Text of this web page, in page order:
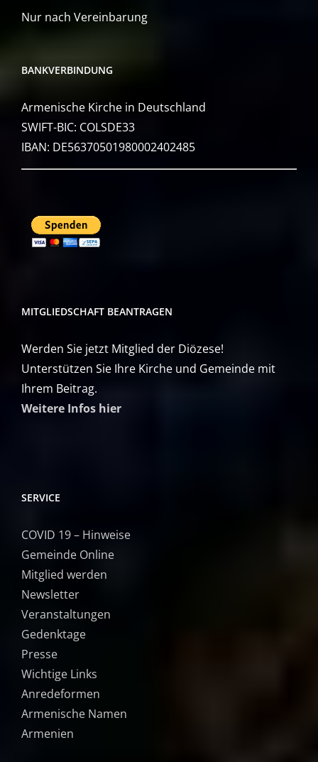
Nur nach Vereinbarung
BANKVERBINDUNG
Armenische Kirche in Deutschland
SWIFT-BIC: COLSDE33
IBAN: DE56370501980002402485
MITGLIEDSCHAFT BEANTRAGEN
Werden Sie jetzt Mitglied der Diözese!
Unterstützen Sie Ihre Kirche und Gemeinde mit
Ihrem Beitrag.
Weitere Infos hier
SERVICE
COVID 19 – Hinweise
Gemeinde Online
Mitglied werden
Newsletter
Veranstaltungen
Gedenktage
Presse
Wichtige Links
Anredeformen
Armenische Namen
Armenien